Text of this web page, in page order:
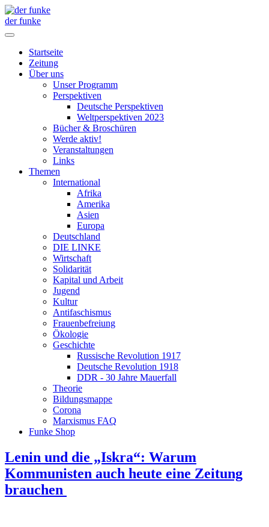
der funke
Startseite
Zeitung
Über uns
Unser Programm
Perspektiven
Deutsche Perspektiven
Weltperspektiven 2023
Bücher & Broschüren
Werde aktiv!
Veranstaltungen
Links
Themen
International
Afrika
Amerika
Asien
Europa
Deutschland
DIE LINKE
Wirtschaft
Solidarität
Kapital und Arbeit
Jugend
Kultur
Antifaschismus
Frauenbefreiung
Ökologie
Geschichte
Russische Revolution 1917
Deutsche Revolution 1918
DDR - 30 Jahre Mauerfall
Theorie
Bildungsmappe
Corona
Marxismus FAQ
Funke Shop
Lenin und die „Iskra“: Warum
Kommunisten auch heute eine Zeitung
brauchen